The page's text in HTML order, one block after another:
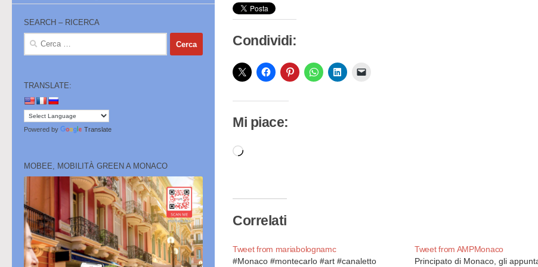
Condividi:
Mi piace:
Caricamento
Correlati
Tweet from mariabolognamc
#Monaco #montecarlo #art #canaletto
Tweet from AMPMonaco
Principato di Monaco, gli
SEARCH – RICERCA
Ricerca
per:
TRANSLATE:
Powered by Translate
MOBEE, MOBILITÀ GREEN A MONACO